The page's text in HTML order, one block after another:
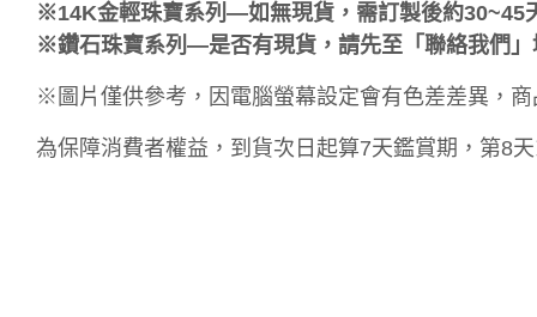
※14K金輕珠寶系列—如無現貨，需訂製後約30~45
※鑽石珠寶系列—是否有現貨，請先至「聯絡我們」
※圖片僅供參考，因電腦螢幕設定會有色差差異，
為保障消費者權益，到貨次日起算7天鑑賞期，第8